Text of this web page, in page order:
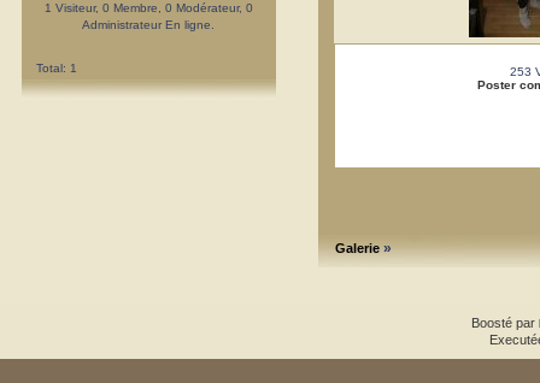
1 Visiteur, 0 Membre, 0 Modérateur, 0
Administrateur En ligne.
Total: 1
253
Poster
Galerie»
Boosté par